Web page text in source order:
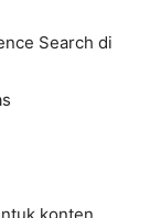
Search di